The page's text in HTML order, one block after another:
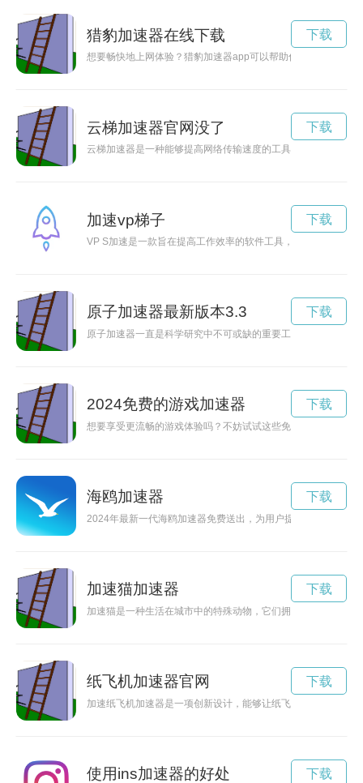
猎豹加速器在线下载
想要畅快地上网体验？猎豹加速器app可以帮助你快速解决网
下载
云梯加速器官网没了
云梯加速器是一种能够提高网络传输速度的工具，通过优化网
下载
加速vp梯子
VP S加速是一款旨在提高工作效率的软件工具，能够快速查找
下载
原子加速器最新版本3.3
原子加速器一直是科学研究中不可或缺的重要工具，而现在推
下载
2024免费的游戏加速器
想要享受更流畅的游戏体验吗？不妨试试这些免费的游戏加速
下载
海鸥加速器
2024年最新一代海鸥加速器免费送出，为用户提供更加高效、
下载
加速猫加速器
加速猫是一种生活在城市中的特殊动物，它们拥有超凡的速度
下载
纸飞机加速器官网
加速纸飞机加速器是一项创新设计，能够让纸飞机在空中飞行
下载
使用ins加速器的好处 下载